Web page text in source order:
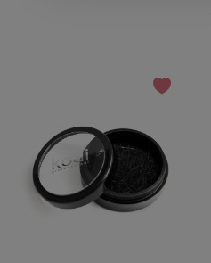
по возрастанию цены
по убыванию цены